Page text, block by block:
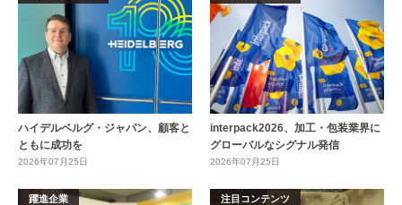
ハイデルベルグ・ジャパン、顧客と
ともに成功を
2026年07月25日
interpack2026、加工・包装業界に
グローバルなシグナル発信
2026年07月25日
躍進企業 注目コンテンツ